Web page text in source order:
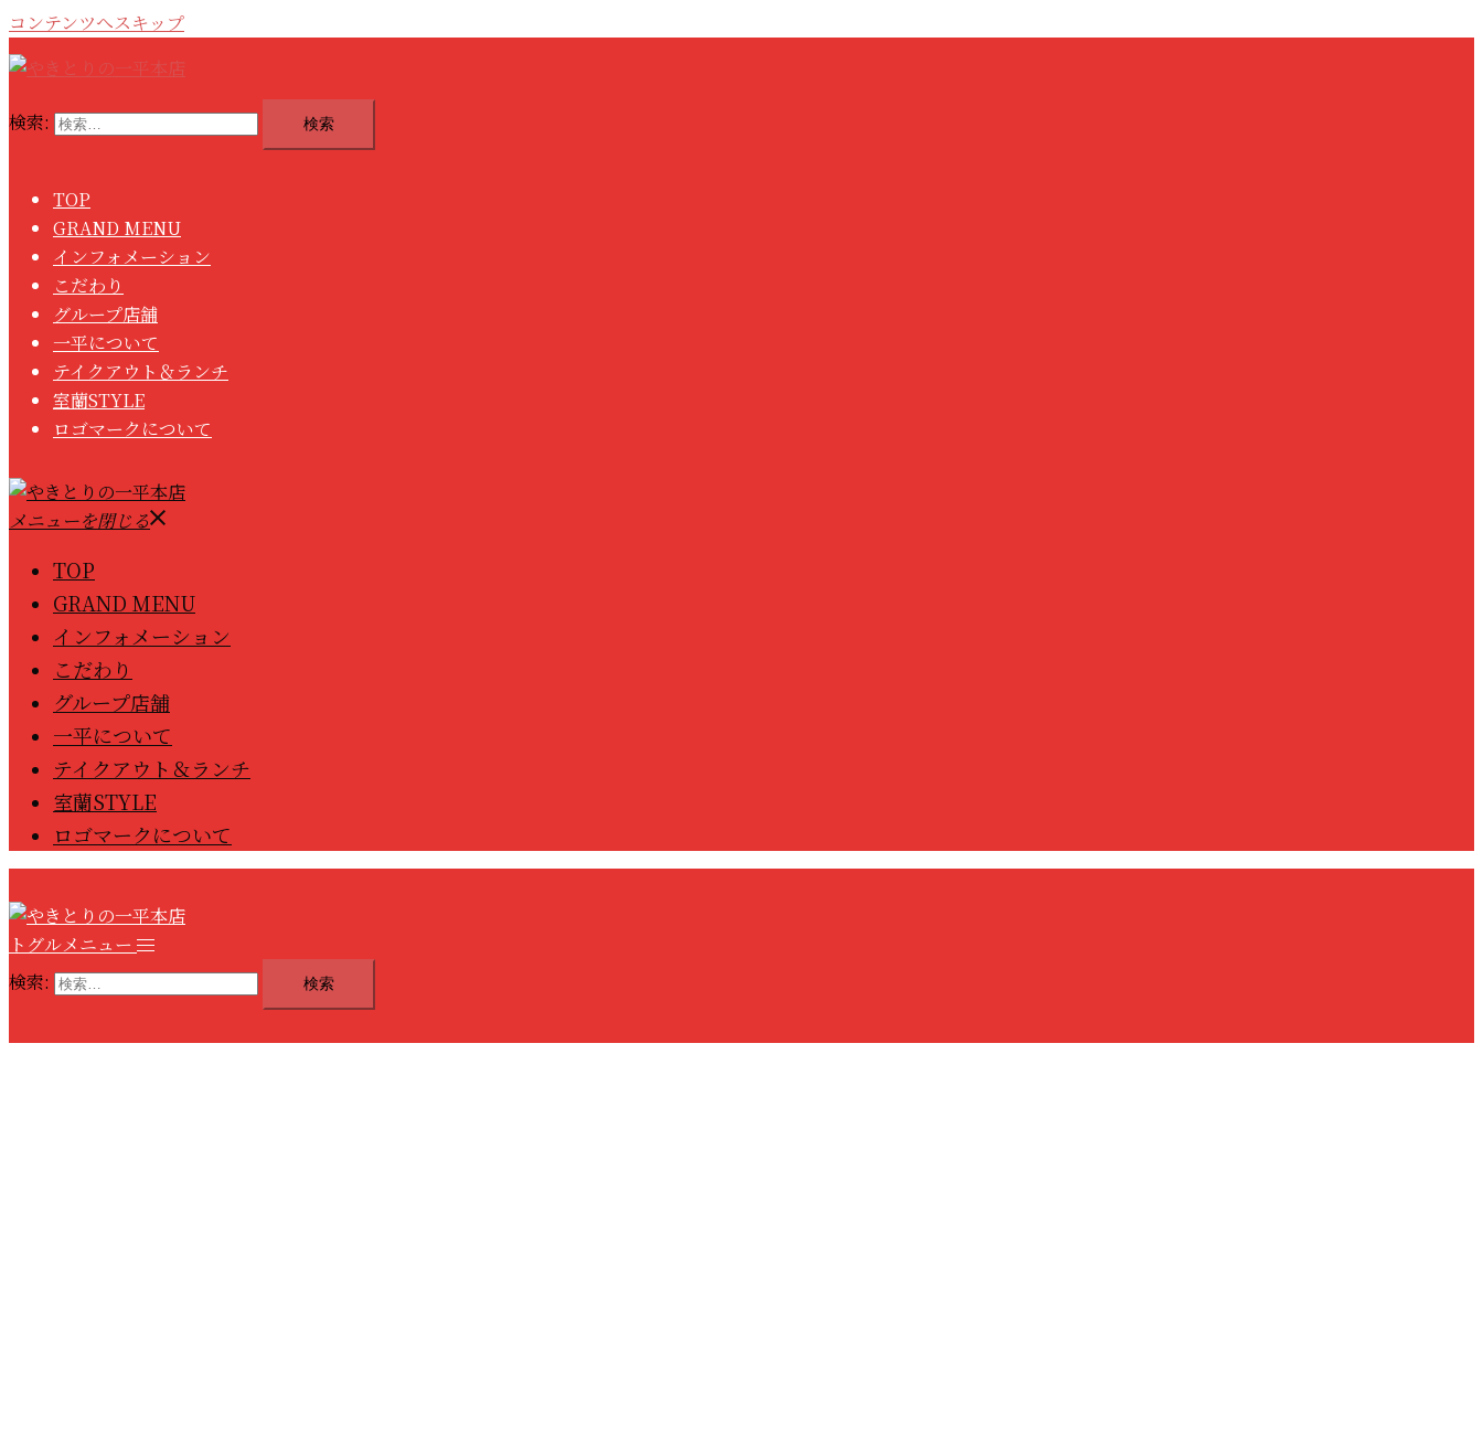
コンテンツへスキップ
検索:
TOP
GRAND MENU
インフォメーション
こだわり
グループ店舗
一平について
テイクアウト＆ランチ
室蘭STYLE
ロゴマークについて
メニューを閉じる
TOP
GRAND MENU
インフォメーション
こだわり
グループ店舗
一平について
テイクアウト＆ランチ
室蘭STYLE
ロゴマークについて
トグルメニュー
検索: